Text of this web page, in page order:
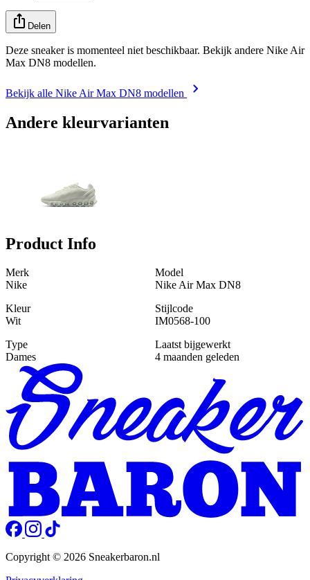
Delen
Deze sneaker is momenteel niet beschikbaar. Bekijk andere Nike Air
Max DN8 modellen.
Bekijk alle Nike Air Max DN8 modellen
Andere kleurvarianten
Product Info
Merk
Nike
Model
Nike Air Max DN8
Kleur
Wit
Stijlcode
IM0568-100
Type
Dames
Laatst bijgewerkt
4 maanden geleden
Copyright © 2026 Sneakerbaron.nl